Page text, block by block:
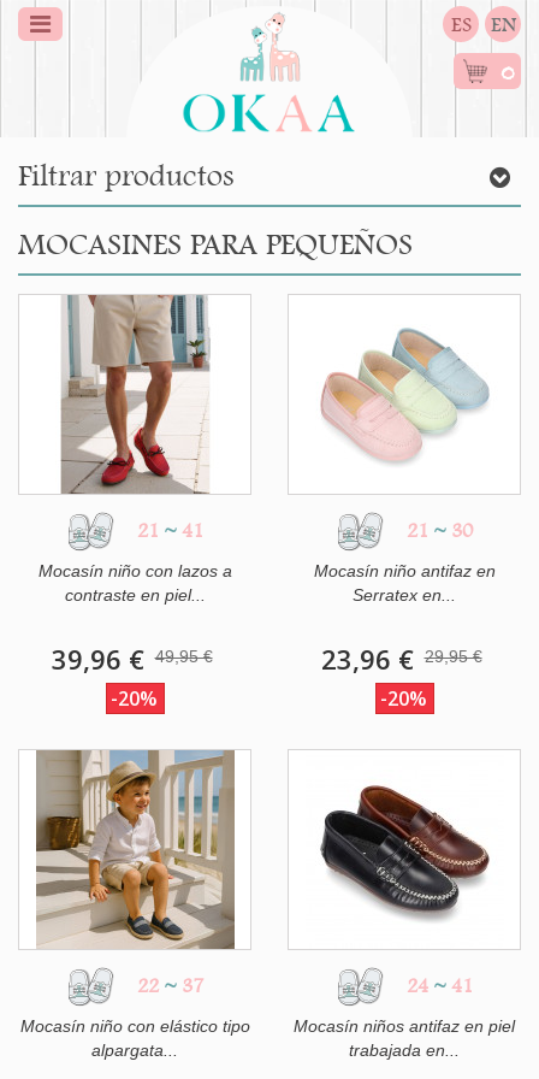
ES EN
0
Filtrar productos
MOCASINES PARA PEQUEÑOS
21 ~ 41
Mocasín niño con lazos a
contraste en piel...
39,96 € 49,95 €
-20%
21 ~ 30
Mocasín niño antifaz en
Serratex en...
23,96 € 29,95 €
-20%
22 ~ 37
Mocasín niño con elástico tipo
alpargata...
24 ~ 41
Mocasín niños antifaz en piel
trabajada en...